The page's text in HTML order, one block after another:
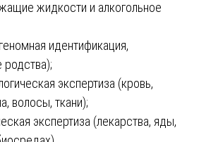
жидкости и алкогольное
идентификация,
родства);
экспертиза (кровь,
волосы, ткани);
экспертиза (лекарства, яды,